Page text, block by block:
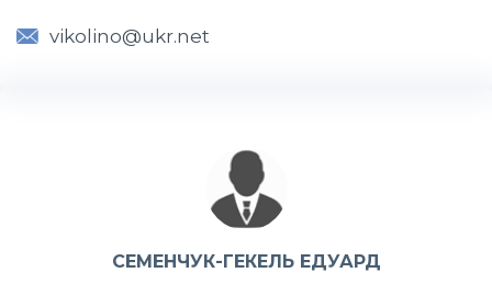
vikolino@ukr.net
СЕМЕНЧУК-ГЕКЕЛЬ ЕДУАРД